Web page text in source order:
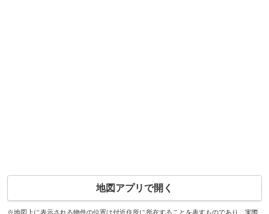
地図アプリで開く
※地図上に表示される物件の位置は付近住所に所在することを表すものであり、実際